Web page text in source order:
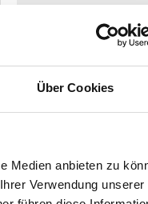
Über Cookies
Medien anbieten zu
Verwendung unserer